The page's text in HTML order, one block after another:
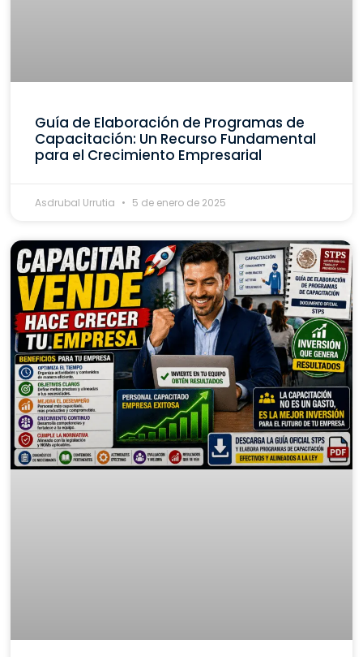
Guía de Elaboración de Programas de
Capacitación: Un Recurso Fundamental
para el Crecimiento Empresarial
Asdrubal Urrutia 5 de enero de 2025